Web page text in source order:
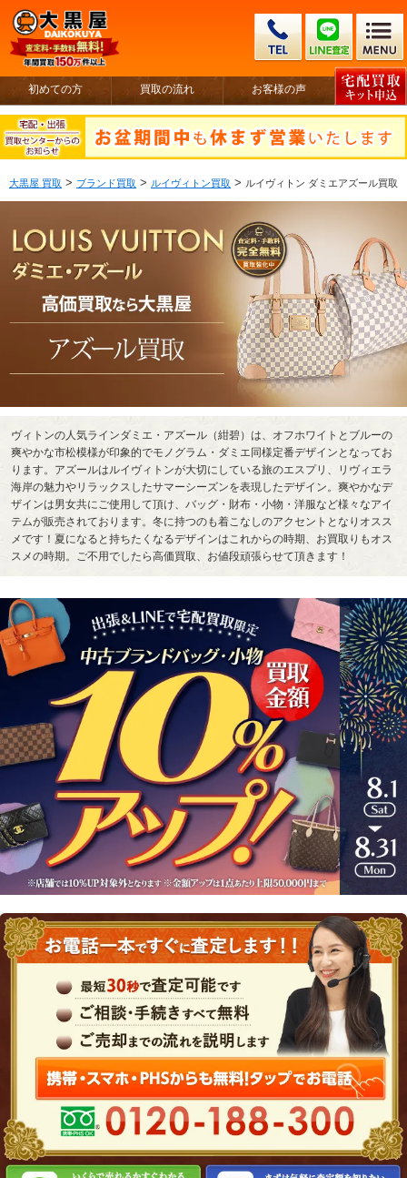
初めての方 買取の流れ お客様の声
大黒屋 買取 > ブランド買取 > ルイヴィトン買取 > ルイヴィトン ダミエアズール買取
ヴィトンの人気ラインダミエ・アズール（紺碧）は、オフホワイトとブルーの
爽やかな市松模様が印象的でモノグラム・ダミエ同様定番デザインとなってお
ります。アズールはルイヴィトンが大切にしている旅のエスプリ、リヴィエラ
海岸の魅力やリラックスしたサマーシーズンを表現したデザイン。爽やかなデ
ザインは男女共にご使用して頂け、バッグ・財布・小物・洋服など様々なアイ
テムが販売されております。冬に持つのも着こなしのアクセントとなりオスス
メです！夏になると持ちたくなるデザインはこれからの時期、お買取りもオス
スメの時期。ご不用でしたら高価買取、お値段頑張らせて頂きます！